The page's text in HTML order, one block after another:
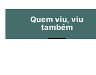
Quem viu, viu
também